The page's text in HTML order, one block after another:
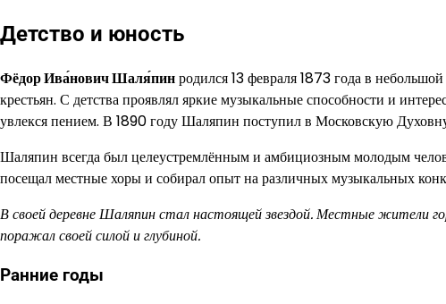
Детство и юность
Фёдор Ива́нович Шаля́пинродился 13 февраля 1873 года в
крестьян. С детства проявлял яркие музыкальные способности и
увлекся пением. В 1890 году Шаляпин поступил в Московскую
Шаляпин всегда был целеустремлённым и амбициозным молодым
посещал местные хоры и собирал опыт на различных музыкальных
В своей деревне Шаляпин стал настоящей звездой. Местные жители
поражал своей силой и глубиной.
Ранние годы